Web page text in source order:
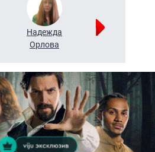
Надежда
Орлова